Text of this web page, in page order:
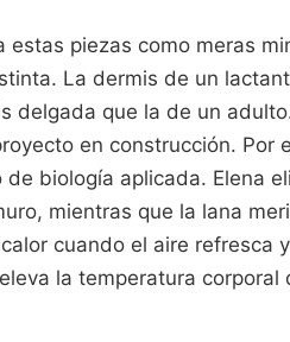
piezas como meras
La dermis de un
delgada que la de un
en construcción. Por
biología aplicada. Elena
mientras que la lana
cuando el aire refresca
la temperatura corporal